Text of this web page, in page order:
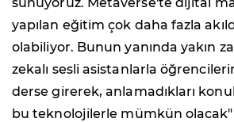
yapılan eğitim çok daha fazla
olabiliyor. Bunun yanında yakın
zekalı sesli asistanlarla
derse girerek, anlamadıkları
bu teknolojilerle mümkün olacak"